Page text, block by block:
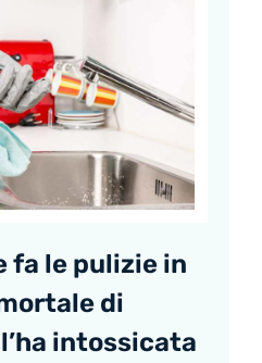
fa le pulizie in
di
intossicata